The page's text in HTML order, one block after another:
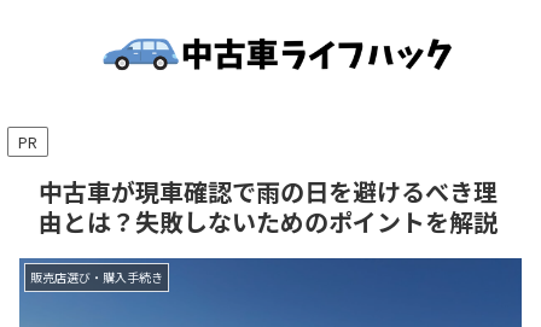
PR
中古車が現車確認で雨の日を避けるべき理
由とは？失敗しないためのポイントを解説
販売店選び・購入手続き